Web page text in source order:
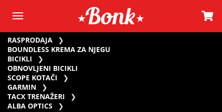
RASPRODAJA
BOUNDLESS KREMA ZA NJEGU
BICIKLI
OBNOVLJENI BICIKLI
SCOPE KOTAČI
GARMIN
TACX TRENAŽERI
ALBA OPTICS